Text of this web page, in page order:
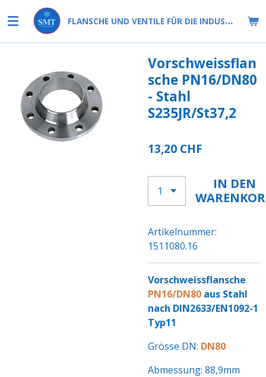
Hauptinhalt
springen
FLANSCHE UND VENTILE FÜR DIE INDUSTRIE
Vorschweissflan
sche PN16/DN80
- Stahl
S235JR/St37,2
13,20 CHF
IN DEN
Artikelnummer:
1511080.16
Vorschweissflansche
PN16/DN80 aus Stahl
nach DIN2633/EN1092-1
Typ11
Grösse DN: DN80
Abmessung: 88,9mm